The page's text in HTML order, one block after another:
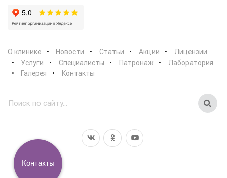
О клинике Новости Статьи Акции
Лицензии
Услуги
Специалисты Патронаж
Лаборатория
Галерея
Контакты
Контакты